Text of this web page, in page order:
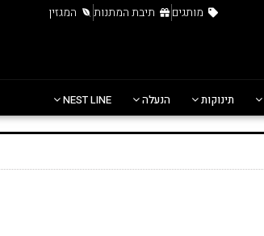
מותגים תיבת המתנות המגזין
תינוקות הנעלה NEST LINE